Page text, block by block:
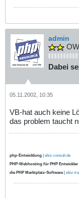
admin
Dabei
05.11.2002, 10:35
VB-hat auch keine
das problem taucht
php-Entwicklung
ebiz-consult.de
PHP-Webhosting für PHP Entwickler
die PHP Marktplatz-Software
ebiz-